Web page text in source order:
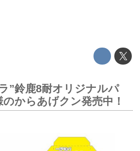
”鈴鹿8耐オリジナルパ
からあげクン発売中！